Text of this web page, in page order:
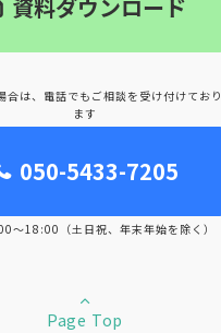
資料ダウンロード
合は、電話でもご相談を受け付けており
ます
050-5433-7205
～18:00（土日祝、年末年始を除く）
Page Top